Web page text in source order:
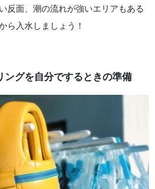
反面、潮の流れが強いエリアもある
ら入水しましょう！
ングを自分でするときの準備